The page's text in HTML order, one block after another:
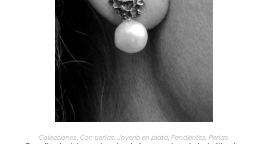
ADD TO CART
Colecciones, Con perlas, Joyería en plata, Pendientes, Perlas